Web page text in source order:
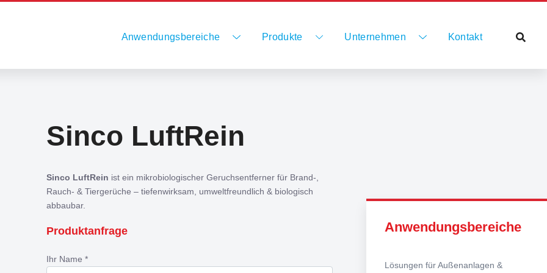
Anwendungsbereiche Produkte Unternehmen Kontakt
Sinco LuftRein
Sinco LuftRein ist ein mikrobiologischer Geruchsentferner für Brand-,
Rauch- & Tiergerüche – tiefenwirksam, umweltfreundlich & biologisch
abbaubar.
Produktanfrage
Ihr Name *
Anwendungsbereiche
Lösungen für Außenanlagen &